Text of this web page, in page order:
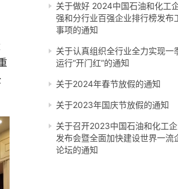
关于做好 2024中国石油和化工
强和分行业百强企业排行榜发布
事项的通知
关于认真组织全行业全力实现一
运行“开门红”的通知
关于2024年春节放假的通知
关于2023年国庆节放假的通知
关于召开2023中国石油和化工
发布会暨全面加快建设世界一流
论坛的通知